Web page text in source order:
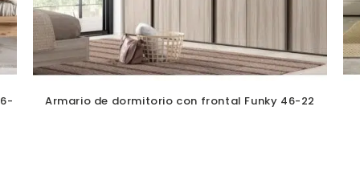
Armario de dormitorio con frontal Funky 46-22